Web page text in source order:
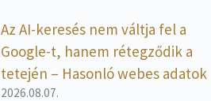
Az AI-keresés nem váltja fel a
Google-t, hanem rétegződik a
tetején – Hasonló webes adatok
2026.08.07.